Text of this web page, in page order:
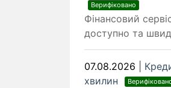
Верифіковано
Фінансовий
доступно та
07.08.2026
хвилин